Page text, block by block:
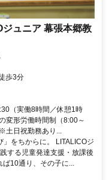
ュニア 幕張本郷教
徒歩3分
（実働8時間／休憩1時
変形労働時間制（8:00～
日祝勤務あり...
をちからに。 LITALICOジ
する児童発達支援・放課後
10通り、その子に...